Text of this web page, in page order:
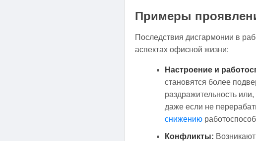
Примеры
Последствия дисгармонии в
аспектах офисной жизни:
Настроение и
становятся более
раздражительность
даже если не
снижению
Конфликты: